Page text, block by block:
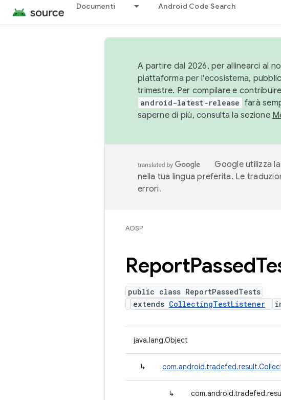
Documenti Android Code Search
A partire dal 2026, per allinearci al
piattaforma per l'ecosistema,
trimestre. Per compilare e
android-latest-release farà
saperne di più, consulta la sezione
Google utilizza
nella tua lingua preferita. Le
errori.
AOSP
ReportPassed
public class ReportPassedTests
extends CollectingTestListener
java.lang.Object
↳
↳